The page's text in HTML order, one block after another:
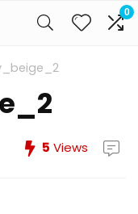
0
5 Views